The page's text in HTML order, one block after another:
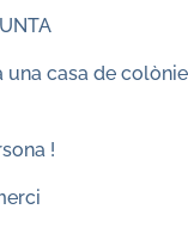
casa de
!